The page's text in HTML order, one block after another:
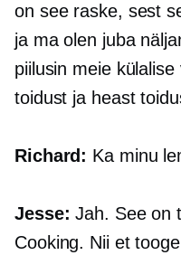
on see raske, sest
ja ma olen juba
piilusin meie
toidust ja heast
Richard: Ka minu
Jesse: Jah. See on
Cooking. Nii et